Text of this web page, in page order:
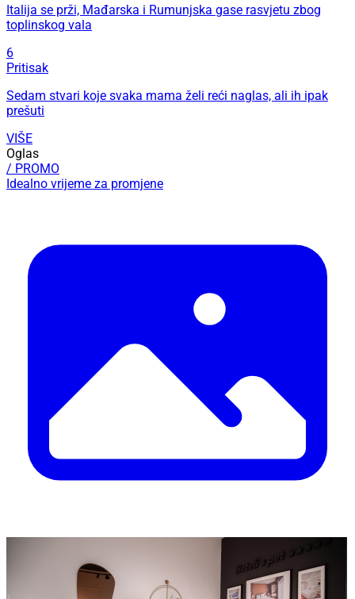
Italija se prži, Mađarska i Rumunjska gase rasvjetu zbog
toplinskog vala
6
Pritisak
Sedam stvari koje svaka mama želi reći naglas, ali ih ipak
prešuti
VIŠE
Oglas
/ PROMO
Idealno vrijeme za promjene